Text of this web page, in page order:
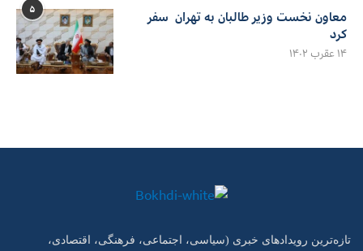
۵
معاون نخست وزیر طالبان به تهران سفر
کرد
۱۴ عقرب ۱۴۰۲
تازه‌ترین رویدادهای خبری (سیاسی، اجتماعی، فرهنگی، اقتصادی،